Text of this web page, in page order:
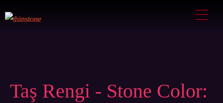
Taş Rengi - Stone Color: